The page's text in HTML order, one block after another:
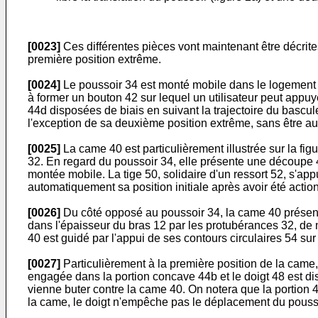
[0023] Ces différentes pièces vont maintenant être
première position extrême.
[0024] Le poussoir 34 est monté mobile dans le
à former un bouton 42 sur lequel un utilisateur peut
44d disposées de biais en suivant la trajectoire du
l'exception de sa deuxième position extrême, sans être
[0025] La came 40 est particulièrement illustrée sur la
32. En regard du poussoir 34, elle présente une
montée mobile. La tige 50, solidaire d'un ressort 52,
automatiquement sa position initiale après avoir été
[0026] Du côté opposé au poussoir 34, la came 40
dans l'épaisseur du bras 12 par les protubérances 32,
40 est guidé par l'appui de ses contours circulaires 54
[0027] Particulièrement à la première position de la
engagée dans la portion concave 44b et le doigt 48 est
vienne buter contre la came 40. On notera que la
la came, le doigt n'empêche pas le déplacement du